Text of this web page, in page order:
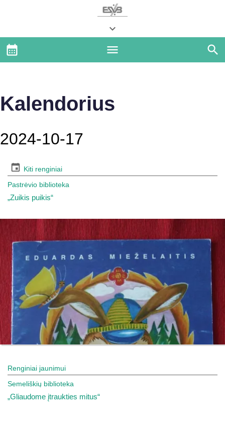
Kalendorius
2024-10-17
Kiti renginiai
Pastrėvio biblioteka
„Zuikis puikis“
Renginiai jaunimui
Semeliškių biblioteka
„Gliaudome įtraukties mitus“